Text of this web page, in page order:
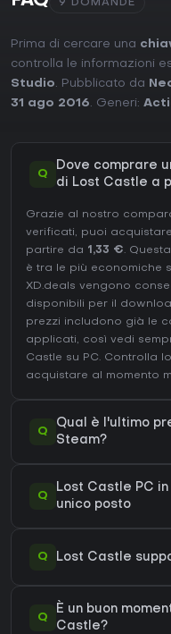
9 DOMANDE
Prima di cercare una
controlla le informazioni
Studio. Pubblicato da
31 ago 2016. Generi:
Q
Dove comprare
di Lost Castle a
Grazie al nostro
verificati, puoi
partire da 1,33 €.
è tra le più economiche
XD.deals vengono
disponibili per il
prezzi includono già le
applicati, così vedi
Castle su PC. Controlla lo
acquistare al momento
Q
Qual è l'ultimo
Steam?
Q
Lost Castle PC
unico posto
Q Lost Castle
Q
È un buon
Castle?